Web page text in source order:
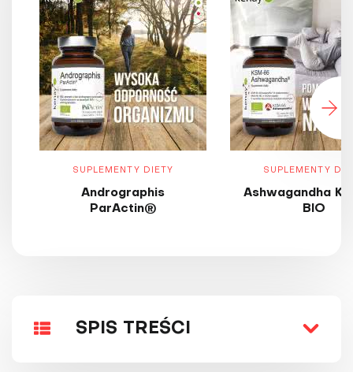
SUPLEMENTY DIETY
Andrographis
ParActin®
SUPLEMENTY
Ashwagandha
BIO
SPIS TREŚCI